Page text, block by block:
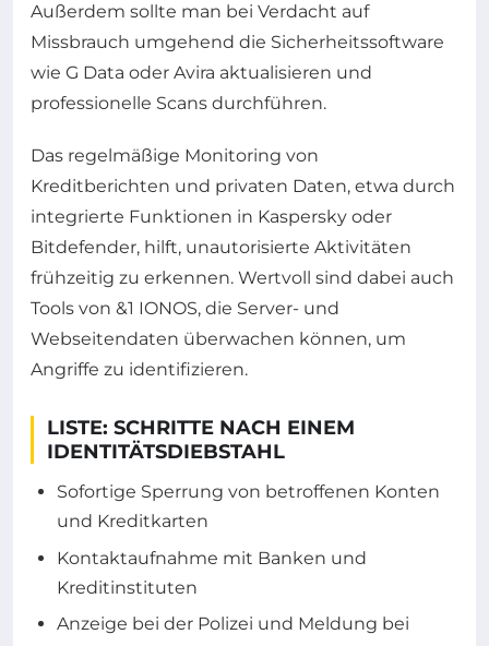
Außerdem sollte man bei Verdacht auf
Missbrauch umgehend die Sicherheitssoftware
wie G Data oder Avira aktualisieren und
professionelle Scans durchführen.
Das regelmäßige Monitoring von
Kreditberichten und privaten Daten, etwa durch
integrierte Funktionen in Kaspersky oder
Bitdefender, hilft, unautorisierte Aktivitäten
frühzeitig zu erkennen. Wertvoll sind dabei auch
Tools von &1 IONOS, die Server- und
Webseitendaten überwachen können, um
Angriffe zu identifizieren.
LISTE: SCHRITTE NACH EINEM
IDENTITÄTSDIEBSTAHL
Sofortige Sperrung von betroffenen Konten
und Kreditkarten
Kontaktaufnahme mit Banken und
Kreditinstituten
Anzeige bei der Polizei und Meldung bei